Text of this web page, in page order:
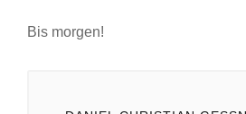
Bis morgen!